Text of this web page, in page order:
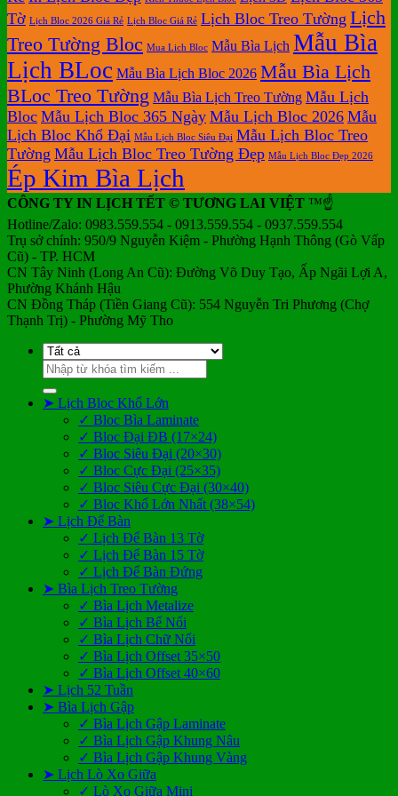
Tờ Lịch Bloc 2026 Giá Rẻ Lịch Bloc Giá Rẻ Lịch Bloc Treo Tường Lịch
Treo Tường Bloc Mua Lich Bloc Mẫu Bìa Lịch Mẫu Bìa
Lịch BLoc Mẫu Bìa Lịch Bloc 2026 Mẫu Bìa Lịch
BLoc Treo Tường Mẫu Bìa Lịch Treo Tường Mẫu Lịch
Bloc Mẫu Lịch Bloc 365 Ngày Mẫu Lịch Bloc 2026 Mẫu
Lịch Bloc Khổ Đại Mẫu Lịch Bloc Siêu Đại Mẫu Lịch Bloc Treo
Tường Mẫu Lịch Bloc Treo Tường Đẹp Mẫu Lịch Bloc Đẹp 2026
Ép Kim Bìa Lịch
CÔNG TY IN LỊCH TẾT © TƯƠNG LAI VIỆT ™☝️
Hotline/Zalo: 0983.559.554 - 0913.559.554 - 0937.559.554
Trụ sở chính: 950/9 Nguyễn Kiệm - Phường Hạnh Thông (Gò Vấp
Cũ) - TP. HCM
CN Tây Ninh (Long An Cũ): Đường Võ Duy Tạo, Ấp Ngãi Lợi A,
Phường Khánh Hậu
CN Đồng Tháp (Tiền Giang Cũ): 554 Nguyễn Tri Phương (Chợ
Thạnh Trị) - Phường Mỹ Tho
Tìm
kiếm:
➤ Lịch Bloc Khổ Lớn
✓ Bloc Bìa Laminate
✓ Bloc Đại ĐB (17×24)
✓ Bloc Siêu Đại (20×30)
✓ Bloc Cực Đại (25×35)
✓ Bloc Siêu Cực Đại (30×40)
✓ Bloc Khổ Lớn Nhất (38×54)
➤ Lịch Để Bàn
✓ Lịch Để Bàn 13 Tờ
✓ Lịch Để Bàn 15 Tờ
✓ Lịch Để Bàn Đứng
➤ Bìa Lịch Treo Tường
✓ Bìa Lịch Metalize
✓ Bìa Lịch Bế Nổi
✓ Bìa Lịch Chữ Nổi
✓ Bìa Lịch Offset 35×50
✓ Bìa Lịch Offset 40×60
➤ Lịch 52 Tuần
➤ Bìa Lịch Gập
✓ Bìa Lịch Gập Laminate
✓ Bìa Lịch Gập Khung Nâu
✓ Bìa Lịch Gập Khung Vàng
➤ Lịch Lò Xo Giữa
✓ Lò Xo Giữa Mini